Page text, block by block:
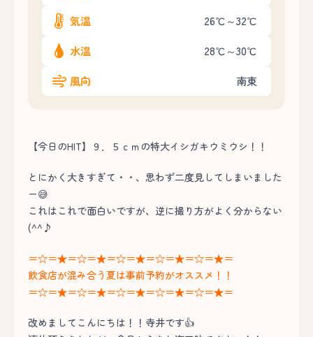
気温 26℃～32℃
水温 28℃～30℃
風向 南東
【今日のHIT】９．５ｃｍの特大イシガキウミウシ！！
とにかく大きすぎて・・、思わず二度見してしまいました
ー😅
これはこれで面白いですが、逆に撮り方がよく分からない
(^^♪
＝☆＝★＝☆＝★＝☆＝★＝☆＝★＝☆＝★＝
飲食店が混み合う夏は事前予約がオススメ！！
＝☆＝★＝☆＝★＝☆＝★＝☆＝★＝☆＝★＝
改めましてこんにちは！！寺井です👍